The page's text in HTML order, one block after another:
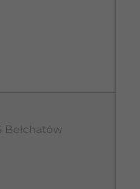
Bełchatów